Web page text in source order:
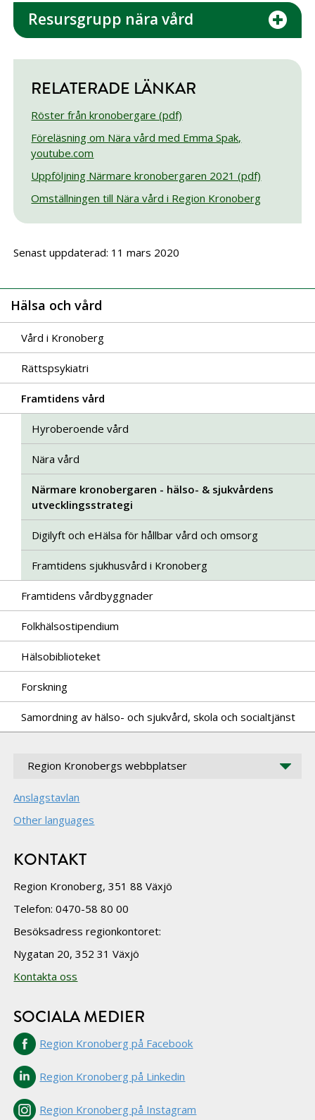
Resursgrupp nära vård
RELATERADE LÄNKAR
Röster från kronobergare (pdf)
Föreläsning om Nära vård med Emma Spak,
youtube.com
Uppföljning Närmare kronobergaren 2021 (pdf)
Omställningen till Nära vård i Region Kronoberg
Senast uppdaterad: 11 mars 2020
Hälsa och vård
Vård i Kronoberg
Rättspsykiatri
Framtidens vård
Hyroberoende vård
Nära vård
Närmare kronobergaren - hälso- & sjukvårdens
utvecklingsstrategi
Digilyft och eHälsa för hållbar vård och omsorg
Framtidens sjukhusvård i Kronoberg
Framtidens vårdbyggnader
Folkhälsostipendium
Hälsobiblioteket
Forskning
Samordning av hälso- och sjukvård, skola och socialtjänst
Region Kronobergs webbplatser
Anslagstavlan
Other languages
KONTAKT
Region Kronoberg, 351 88 Växjö
Telefon: 0470-58 80 00
Besöksadress regionkontoret:
Nygatan 20, 352 31 Växjö
Kontakta oss
SOCIALA MEDIER
Region Kronoberg på Facebook
Region Kronoberg på Linkedin
Region Kronoberg på Instagram